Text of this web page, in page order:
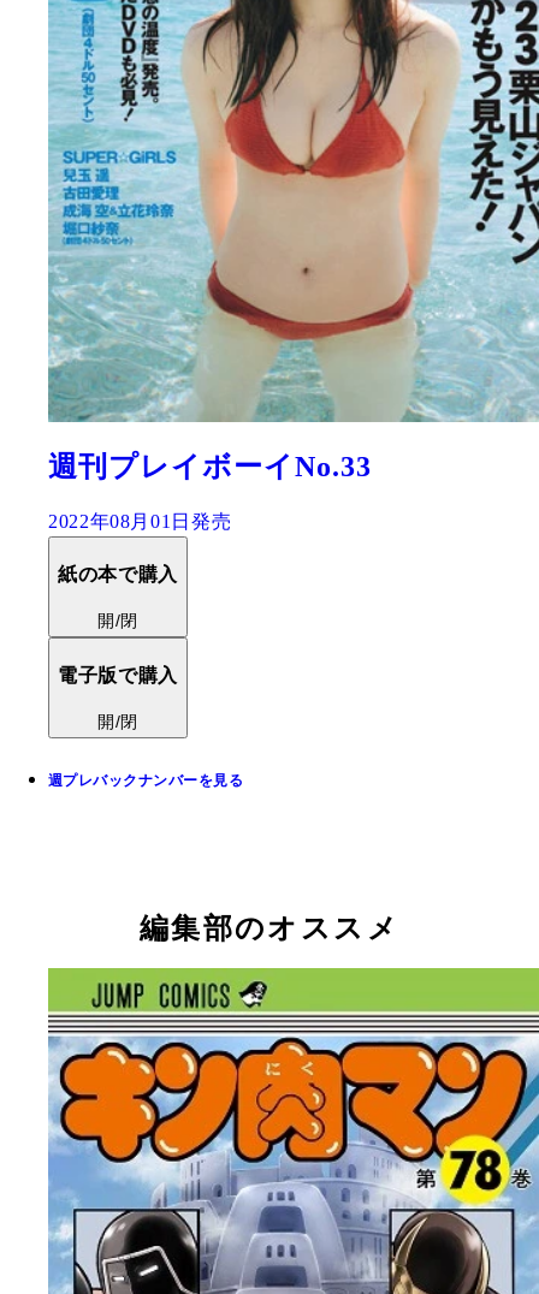
週刊プレイボーイNo.33
2022年08月01日発売
紙の本で購入
開/閉
電子版で購入
開/閉
週プレバックナンバーを見る
編集部のオススメ